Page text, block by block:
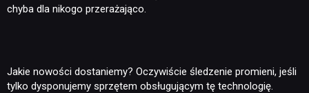
chyba dla nikogo przerażająco.
Jakie nowości dostaniemy? Oczywiście śledzenie promieni, jeśli
tylko dysponujemy sprzętem obsługującym tę technologię.